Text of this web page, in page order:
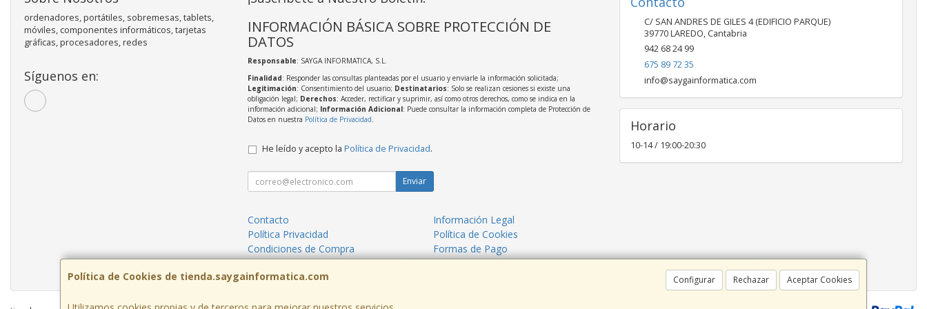
Política de Cookies de tienda.saygainformatica.com Configurar Rechazar Aceptar Cookies
ordenadores, portátiles, sobremesas, tablets,
móviles, componentes informáticos, tarjetas
gráficas, procesadores, redes
Síguenos en:
INFORMACIÓN BÁSICA SOBRE PROTECCIÓN DE
DATOS
Responsable: SAYGA INFORMATICA, S.L.
Finalidad: Responder las consultas planteadas por el usuario y enviarle la información solicitada;
Legitimación: Consentimiento del usuario; Destinatarios: Solo se realizan cesiones si existe una
obligación legal; Derechos: Acceder, rectificar y suprimir, así como otros derechos, como se indica en la
información adicional; Información Adicional: Puede consultar la información completa de Protección de
Datos en nuestra Política de Privacidad.
He leído y acepto la Política de Privacidad.
Enviar
Contacto
Información Legal
Política Privacidad
Política de Cookies
Condiciones de Compra
Formas de Pago
¿Quienes Somos?
C/ SAN ANDRES DE GILES 4 (EDIFICIO PARQUE)
39770LAREDO, Cantabria
942 68 24 99
675 89 72 35
info@saygainformatica.com
Horario
10-14 / 19:00-20:30